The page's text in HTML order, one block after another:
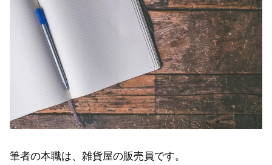
筆者の本職は、雑貨屋の販売員です。